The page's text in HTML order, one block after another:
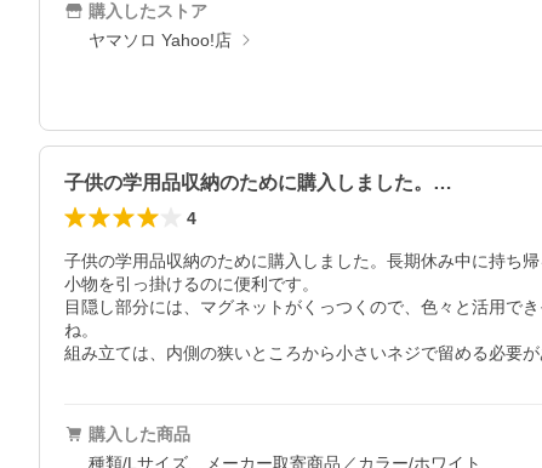
購入したストア
ヤマソロ Yahoo!店
子供の学用品収納のために購入しました。…
4
子供の学用品収納のために購入しました。長期休み中に持ち
小物を引っ掛けるのに便利です。
目隠し部分には、マグネットがくっつくので、色々と活用で
ね。
組み立ては、内側の狭いところから小さいネジで留める必要
購入した商品
種類/Lサイズ、メーカー取寄商品／カラー/ホワイト